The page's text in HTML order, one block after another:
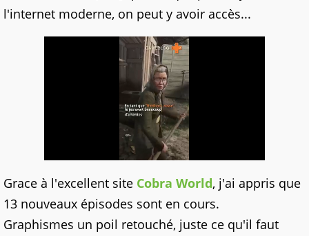
l'internet moderne, on peut y avoir accès...
Grace à l'excellent site Cobra World, j'ai appris que
13 nouveaux épisodes sont en cours.
Graphismes un poil retouché, juste ce qu'il faut